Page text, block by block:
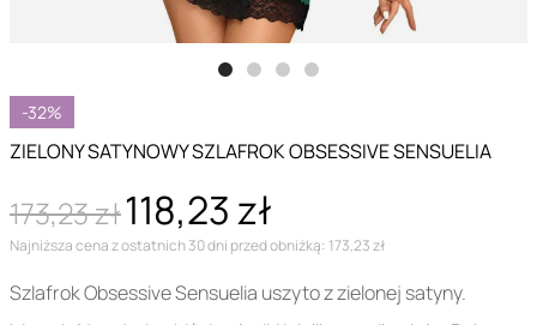
-32%
ZIELONY SATYNOWY SZLAFROK OBSESSIVE SENSUELIA
173,23 zł118,23 zł
Najniższa cena z ostatnich 30 dni przed obniżką: 173,23 zł
Szlafrok Obsessive Sensuelia uszyto z zielonej satyny.